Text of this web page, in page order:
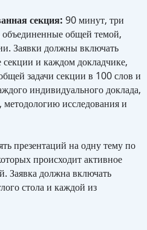
секция: 90 минут, три
общей темой,
Заявки должны включать
и каждом докладчике,
задачи секции в 100 слов и
индивидуального доклада,
исследования и
презентаций на одну тему по
происходит активное
Заявка должна включать
стола и каждой из